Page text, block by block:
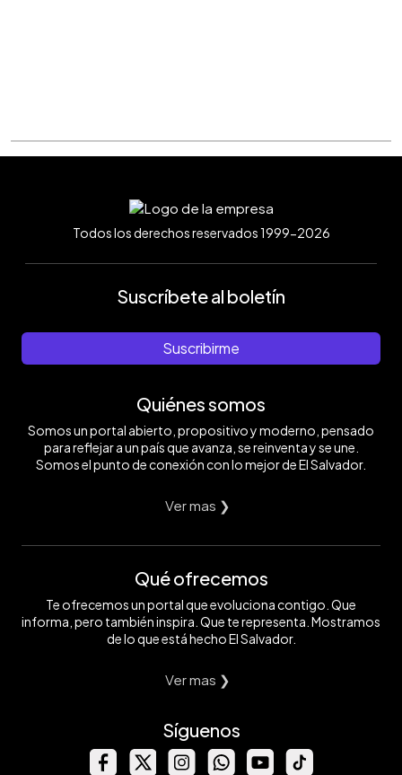
Todos los derechos reservados 1999-2026
Suscríbete al boletín
Suscribirme
Quiénes somos
Somos un portal abierto, propositivo y moderno, pensado
para reflejar a un país que avanza, se reinventa y se une.
Somos el punto de conexión con lo mejor de El Salvador.
Ver mas ❯
Qué ofrecemos
Te ofrecemos un portal que evoluciona contigo. Que
informa, pero también inspira. Que te representa. Mostramos
de lo que está hecho El Salvador.
Ver mas ❯
Síguenos